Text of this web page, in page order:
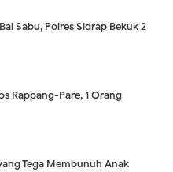
Sabu, Polres Sidrap Bekuk 2
Rappang-Pare, 1 Orang
Tega Membunuh Anak